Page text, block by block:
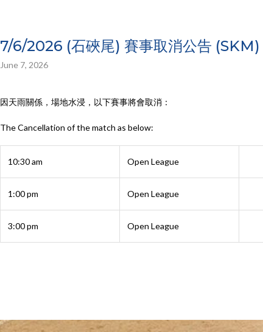
7/6/2026 (石硤尾) 賽事取消公告
June 7, 2026
因天雨關係，場地水浸，以下賽事將會取消：
The Cancellation of the match as below:
10:30 am Open League
1:00 pm Open League
3:00 pm Open League